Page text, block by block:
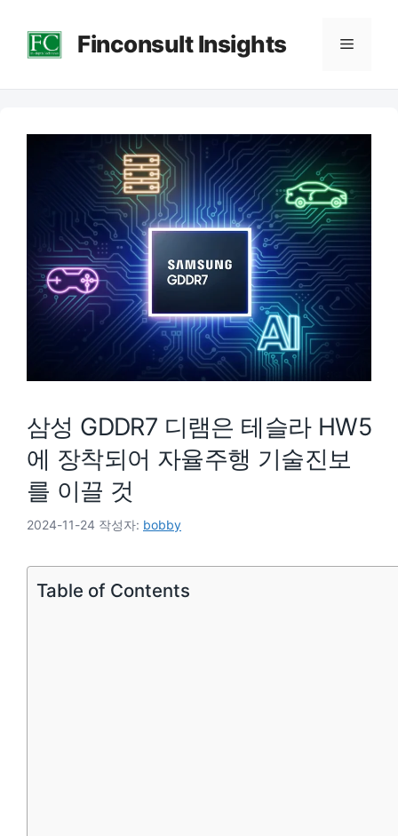
로
Finconsult Insights 메
삼성 GDDR7 디램은 테슬라 HW5
에 장착되어 자율주행 기술진보
를 이끌 것
2024-11-24 작성자: bobby
Table of Contents